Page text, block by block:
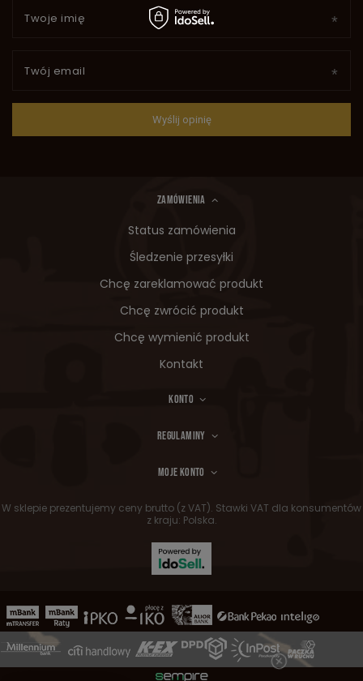
Twoje imię
Twój email
Wyślij opinię
ZAMÓWIENIA
Status zamówienia
Śledzenie przesyłki
Chcę zareklamować produkt
Chcę zwrócić produkt
Chcę wymienić produkt
Kontakt
KONTO
REGULAMINY
MOJE KONTO
W sklepie prezentujemy ceny brutto (z VAT). Stawki VAT dla konsumentów
z kraju: Polska.